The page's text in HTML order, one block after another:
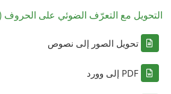
التحويل مع التعرّف الضوئي على الحروف (OCR)
تحويل الصور إلى نصوص
PDF إلى وورد